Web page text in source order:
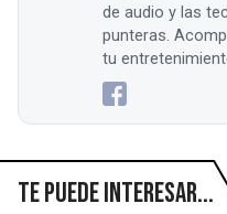
de audio y las
punteras.
tu
Te puede interesar...